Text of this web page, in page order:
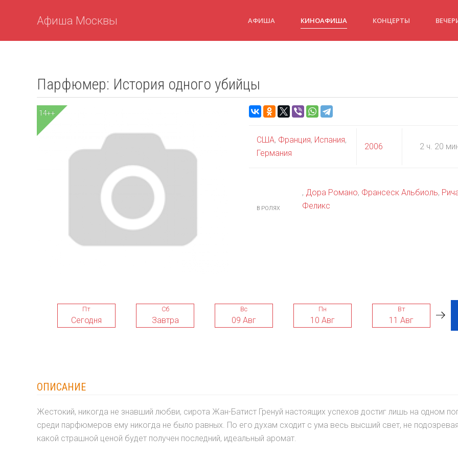
Афиша Москвы АФИША КИНОАФИША КОНЦЕРТЫ
Парфюмер: История одного убийцы
14++
США, Франция, Испания,
Германия
2006 2 ч. 20
В РОЛЯХ
, Дора Романо, Франсеск Альбиоль,
Феликс
Пт
Сегодня
Сб
Завтра
Вс
09 Авг
Пн
10 Авг
Вт
11 Авг
ОПИСАНИЕ
Жестокий, никогда не знавший любви, сирота Жан-Батист Гренуй настоящих успехов достиг лишь на одном
среди парфюмеров ему никогда не было равных. По его духам сходит с ума весь высший свет, не
какой страшной ценой будет получен последний, идеальный аромат.